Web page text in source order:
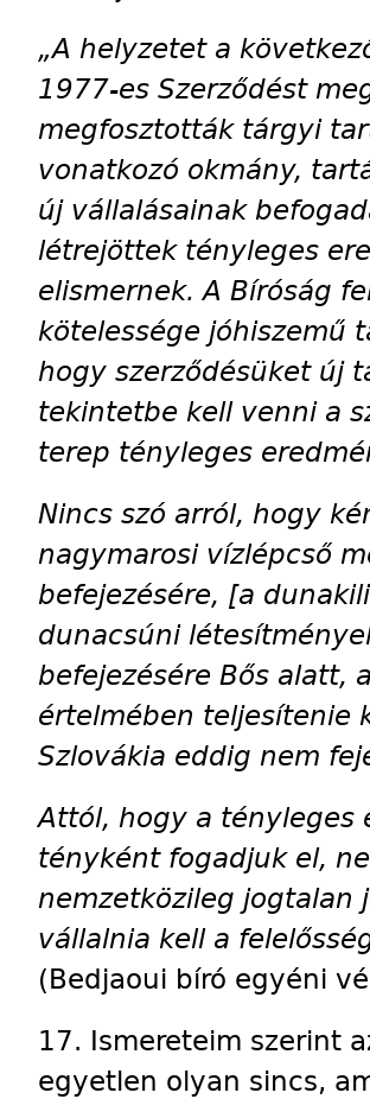
„A helyzetet a
1977-es Szerződést
megfosztották tárgyi
vonatkozó okmány,
új vállalásainak
létrejöttek tényleges
elismernek. A Bíróság
kötelessége jóhiszemű
hogy szerződésüket új
tekintetbe kell venni a
terep tényleges
Nincs szó arról, hogy
nagymarosi vízlépcső
befejezésére, [a
dunacsúni
befejezésére Bős alatt,
értelmében teljesítenie
Szlovákia eddig nem
Attól, hogy a tényleges
tényként fogadjuk el,
nemzetközileg jogtalan
vállalnia kell a
(Bedjaoui bíró egyéni
17. Ismereteim szerint
egyetlen olyan sincs,